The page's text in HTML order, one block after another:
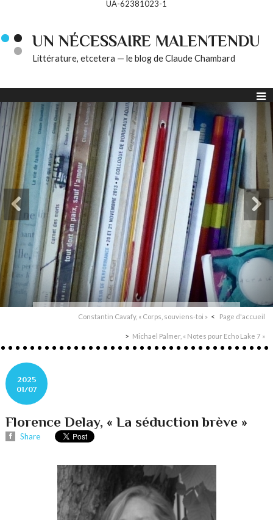
UA-62381023-1
UN NÉCESSAIRE MALENTENDU
Littérature, etcetera — le blog de Claude Chambard
Constantin Cavafy, « Corps, souviens-toi » Page d'accueil
Michael Palmer, « Notes pour Echo Lake 7 »
2025
01/07
Florence Delay, « La séduction brève »
Share